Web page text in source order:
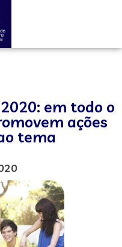
em todo o
ações
tema